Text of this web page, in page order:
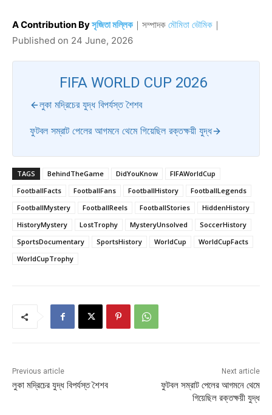
A Contribution Byসৃজিতা মল্লিক｜ সম্পাদক মৌমিতা ভৌমিক ｜
Published on 24 June, 2026
FIFA WORLD CUP 2026
লুকা মদ্রিচের যুদ্ধ বিপর্যস্ত শৈশব
ফুটবল সম্রাট পেলের আগমনে থেমে গিয়েছিল রক্তক্ষয়ী যুদ্ধ
TAGS BehindTheGame DidYouKnow
FIFAWorldCup
FootballFacts
FootballFans FootballHistory
FootballLegends
FootballMystery
FootballReels FootballStories
HiddenHistory
HistoryMystery
LostTrophy MysteryUnsolved
SoccerHistory
SportsDocumentary
SportsHistory WorldCup
WorldCupFacts
WorldCupTrophy
Previous article
লুকা মদ্রিচের যুদ্ধ বিপর্যস্ত শৈশব
Next article
ফুটবল সম্রাট পেলের আগমনে থেমে
গিয়েছিল রক্তক্ষয়ী যুদ্ধ